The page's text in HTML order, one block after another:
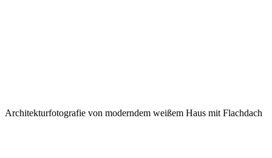
Architekturfotografie von moderndem weißem Haus mit Flachdach